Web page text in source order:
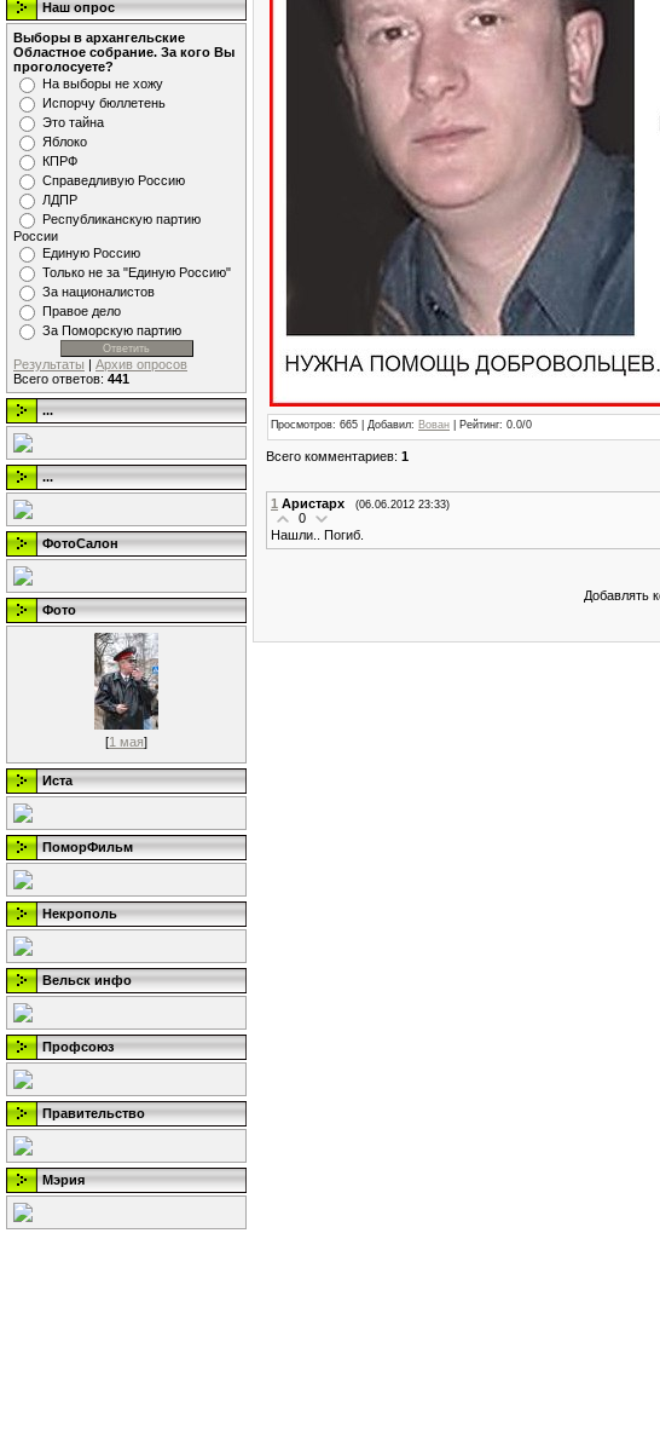
Наш опрос
Выборы в архангельские
Областное собрание. За кого Вы
проголосуете?
На выборы не хожу
Испорчу бюллетень
Это тайна
Яблоко
КПРФ
Справедливую Россию
ЛДПР
Республиканскую партию
России
Единую Россию
Только не за "Единую Россию"
За националистов
Правое дело
За Поморскую партию
Результаты | Архив опросов
Всего ответов: 441
...
...
ФотоСалон
Фото
[1 мая]
Иста
ПоморФильм
Некрополь
Вельск инфо
Профсоюз
Правительство
Мэрия
Просмотров: 665 | Добавил: Вован Рейтинг: 0.0/0
Всего комментариев: 1
1 Аристарх (06.06.2012 23:33)
0
Нашли.. Погиб.
Добавлять